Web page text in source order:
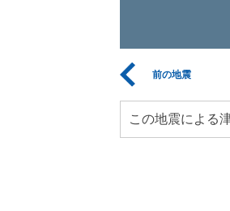
前の地震
この地震による